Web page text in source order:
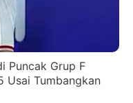
Puncak Grup F
Usai Tumbangkan